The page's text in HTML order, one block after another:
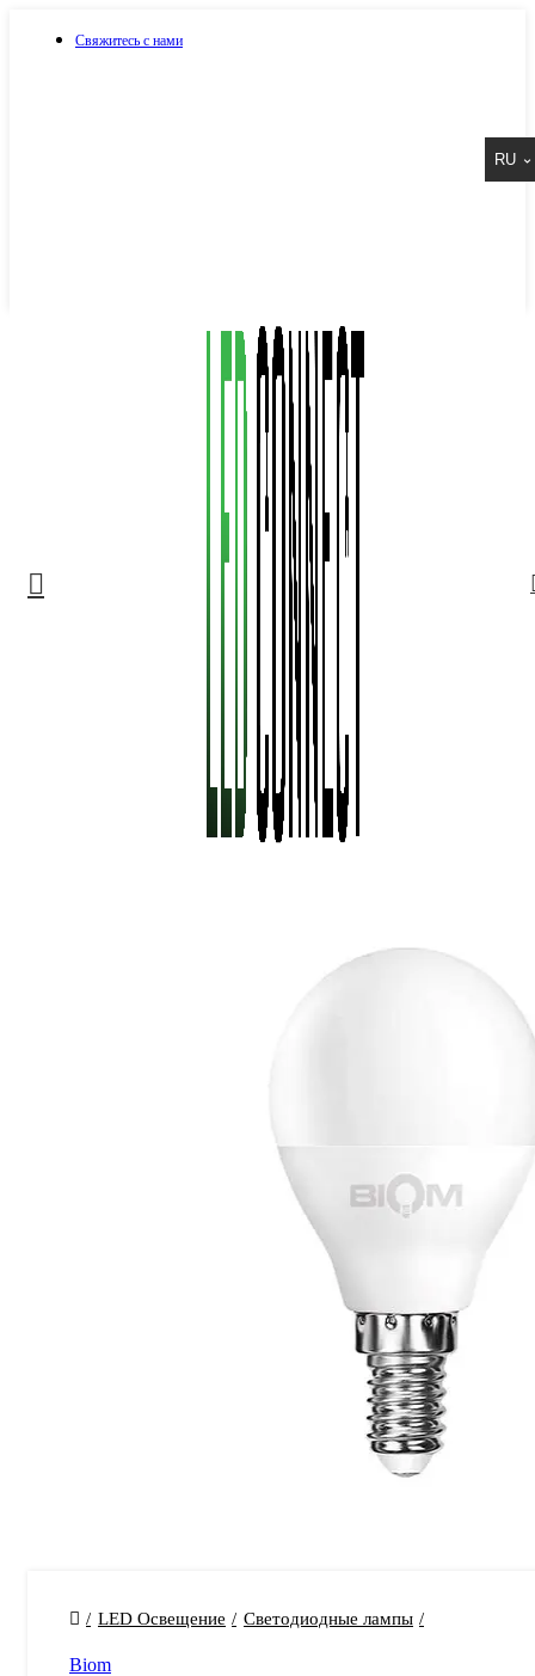
Свяжитесь с нами
RU
LED Освещение Светодиодные лампы
Biom